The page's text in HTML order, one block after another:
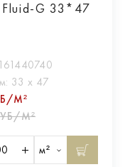
Fluid-G 33*47
161440740
33 х 47
М²
М²
м²